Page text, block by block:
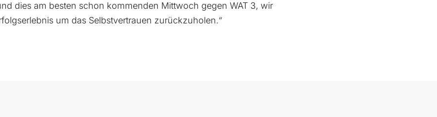
dies am besten schon kommenden Mittwoch gegen WAT 3, wir
um das Selbstvertrauen zurückzuholen.“